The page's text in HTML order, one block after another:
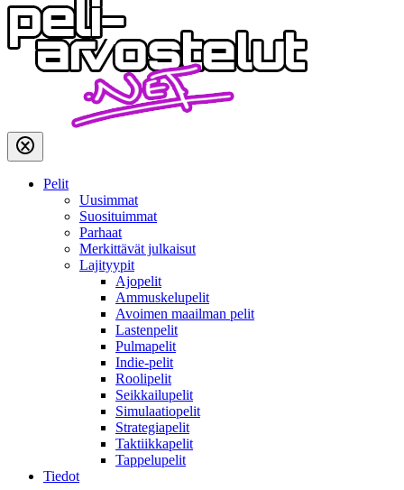
Pelit
Uusimmat
Suosituimmat
Parhaat
Merkittävät julkaisut
Lajityypit
Ajopelit
Ammuskelupelit
Avoimen maailman pelit
Lastenpelit
Pulmapelit
Indie-pelit
Roolipelit
Seikkailupelit
Simulaatiopelit
Strategiapelit
Taktiikkapelit
Tappelupelit
Tiedot